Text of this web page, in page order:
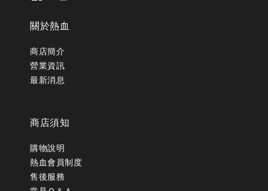
關於熱血
商店簡介
營業資訊
最新消息
商店須知
購物說明
熱血會員制度
售後服務